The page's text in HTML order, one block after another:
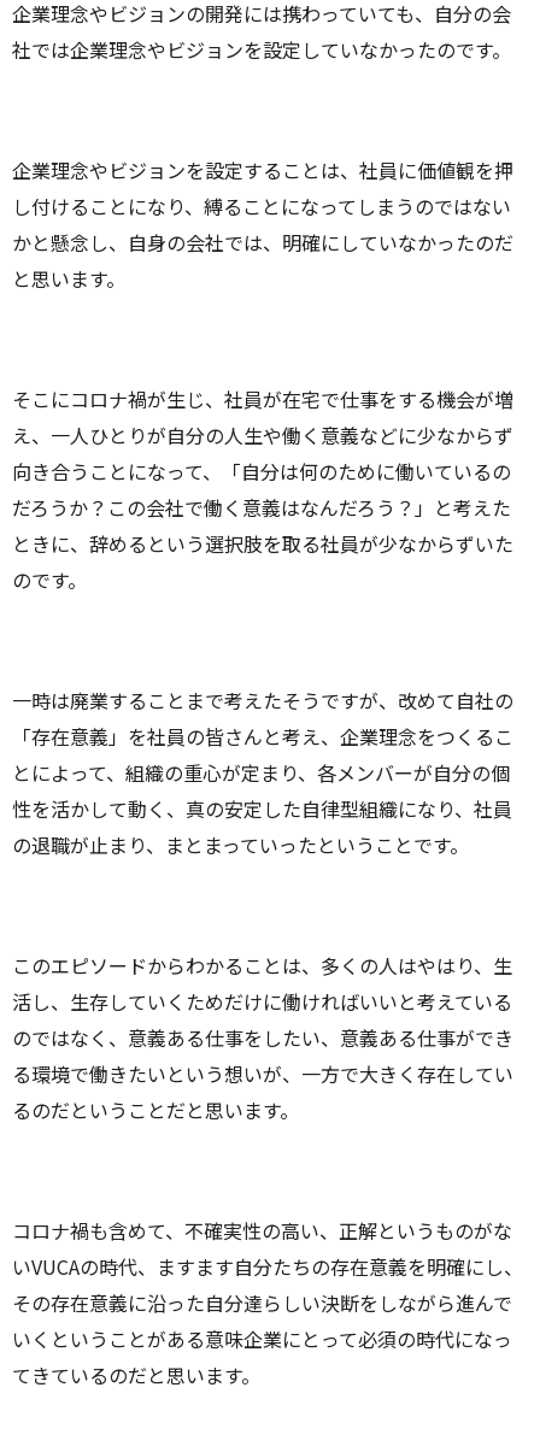
企業理念やビジョンの開発には携わっていても、自分の会
社では企業理念やビジョンを設定していなかったのです。
企業理念やビジョンを設定することは、社員に価値観を押
し付けることになり、縛ることになってしまうのではない
かと懸念し、自身の会社では、明確にしていなかったのだ
と思います。
そこにコロナ禍が生じ、社員が在宅で仕事をする機会が増
え、一人ひとりが自分の人生や働く意義などに少なからず
向き合うことになって、「自分は何のために働いているの
だろうか？この会社で働く意義はなんだろう？」と考えた
ときに、辞めるという選択肢を取る社員が少なからずいた
のです。
一時は廃業することまで考えたそうですが、改めて自社の
「存在意義」を社員の皆さんと考え、企業理念をつくるこ
とによって、組織の重心が定まり、各メンバーが自分の個
性を活かして動く、真の安定した自律型組織になり、社員
の退職が止まり、まとまっていったということです。
このエピソードからわかることは、多くの人はやはり、生
活し、生存していくためだけに働ければいいと考えている
のではなく、意義ある仕事をしたい、意義ある仕事ができ
る環境で働きたいという想いが、一方で大きく存在してい
るのだということだと思います。
コロナ禍も含めて、不確実性の高い、正解というものがな
いVUCAの時代、ますます自分たちの存在意義を明確にし、
その存在意義に沿った自分達らしい決断をしながら進んで
いくということがある意味企業にとって必須の時代になっ
てきているのだと思います。